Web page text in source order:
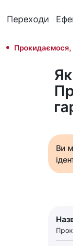
Переходи
Прокидаємося,
Ви